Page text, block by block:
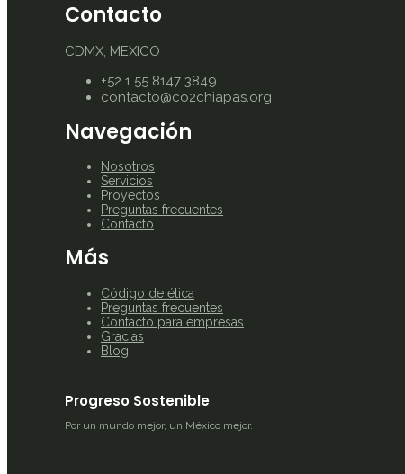
Contacto
CDMX, MEXICO
+52 1 55 8147 3849
contacto@co2chiapas.org
Navegación
Nosotros
Servicios
Proyectos
Preguntas frecuentes
Contacto
Más
Código de ética
Preguntas frecuentes
Contacto para empresas
Gracias
Blog
Progreso Sostenible
Por un mundo mejor, un México mejor.